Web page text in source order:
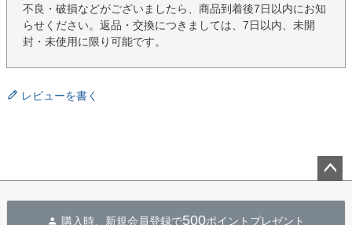
不良・破損などがございましたら、商品到着後7日以内にお知
らせください。返品・交換につきましては、7日以内、未開
封・未使用に限り可能です。
レビューを書く
購入時、新規会員登録で500ポイントプレゼント